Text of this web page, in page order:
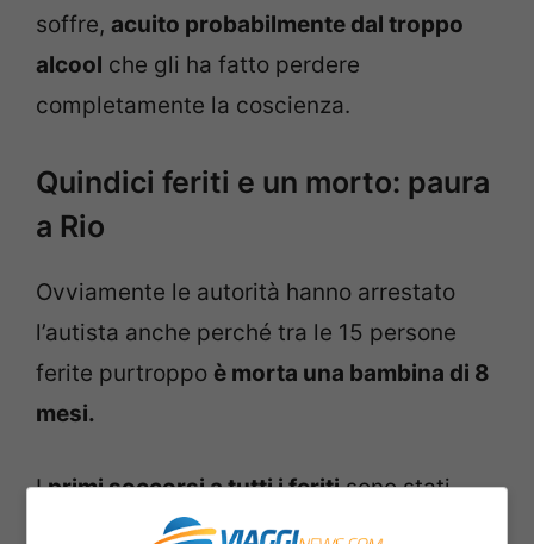
soffre, acuito probabilmente dal troppo
alcool che gli ha fatto perdere
completamente la coscienza.
Quindici feriti e un morto: paura
a Rio
Ovviamente le autorità hanno arrestato
l’autista anche perché tra le 15 persone
ferite purtroppo è morta una bambina di 8
mesi.
Iprimi soccorsi a tutti i feritisono stati
forniti ovviamente sul posto, lungo il